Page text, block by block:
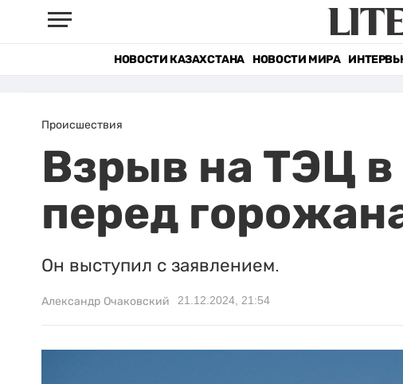
НОВОСТИ КАЗАХСТАНА НОВОСТИ МИРА
Происшествия
Взрыв на ТЭЦ
перед
Он выступил с заявлением.
Александр Очаковский 21.12.2024, 21:54